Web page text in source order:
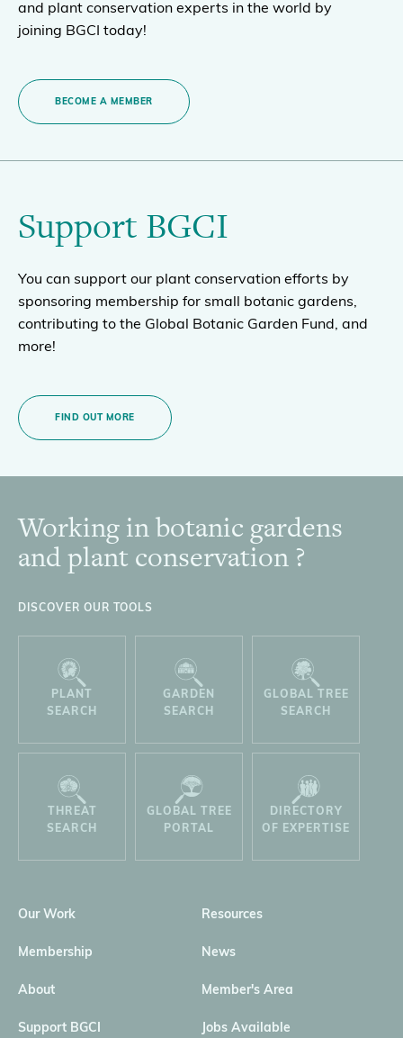
and plant conservation experts in the world by
joining BGCI today!
BECOME A MEMBER
Support BGCI
You can support our plant conservation efforts by
sponsoring membership for small botanic gardens,
contributing to the Global Botanic Garden Fund, and
more!
FIND OUT MORE
Footer
Working in botanic gardens
and plant conservation ?
DISCOVER OUR TOOLS
PLANT
SEARCH
GARDEN
SEARCH
GLOBAL TREE
SEARCH
THREAT
SEARCH
GLOBAL TREE
PORTAL
DIRECTORY
OF EXPERTISE
Our Work Resources
Membership News
About Member's Area
Support BGCI Jobs Available